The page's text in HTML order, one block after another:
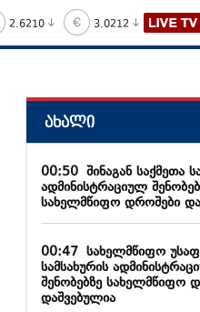
2.6210 3.0212
ახალი
00:50შინაგან საქმეთა
ადმინისტრაციულ
სახელმწიფო დროშები
00:47სახელმწიფო
სამსახურის
შენობებზე სახელმწიფო
დაშვებულია